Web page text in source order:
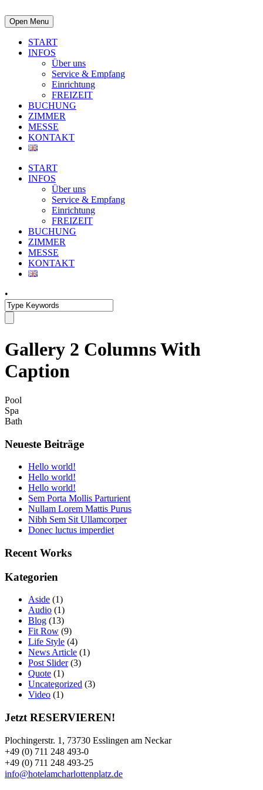
Open Menu
START
INFOS
Über uns
Service & Empfang
Einrichtung
FREIZEIT
BUCHUNG
ZIMMER
MESSE
KONTAKT
START
INFOS
Über uns
Service & Empfang
Einrichtung
FREIZEIT
BUCHUNG
ZIMMER
MESSE
KONTAKT
•
Gallery 2 Columns With
Caption
Pool
Spa
Bath
Neueste Beiträge
Hello world!
Hello world!
Hello world!
Sem Porta Mollis Parturient
Nullam Lorem Mattis Purus
Nibh Sem Sit Ullamcorper
Donec luctus imperdiet
Recent Works
Kategorien
Aside (1)
Audio (1)
Blog (13)
Fit Row (9)
Life Style (4)
News Article (1)
Post Slider(3)
Quote (1)
Uncategorized (3)
Video (1)
Jetzt RESERVIEREN!
Plochingerstr. 1, 73730 Esslingen am Neckar
+49 (0) 711 248 493-0
+49 (0) 711 248 493-25
info@hotelamcharlottenplatz.de